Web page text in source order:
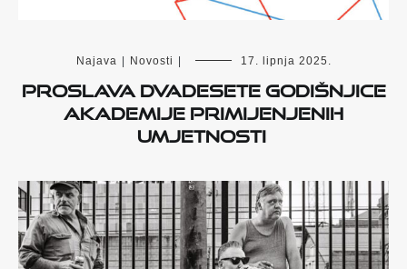
Najava Novosti 17. lipnja 2025.
Proslava dvadesete godišnjice
Akademije primijenjenih
umjetnosti